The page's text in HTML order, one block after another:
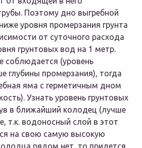
Поэтому дно выгребной
уровня промерзания грунта
от суточного расхода
грунтовых вод на 1 метр.
соблюдается (уровень
глубины промерзания), тогда
яма с герметичным дном
Узнать уровень грунтовых
в ближайший колодец (лучше
т.к. водоносный слой в этот
на свою самую высокую